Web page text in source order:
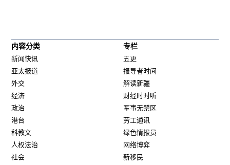
内容分类
新闻快讯
亚太报道
外交
经济
政治
港台
科教文
人权法治
社会
专栏
五更
报导者时间
解读新疆
财经时时听
军事无禁区
劳工通讯
绿色情报员
网络博弈
新移民